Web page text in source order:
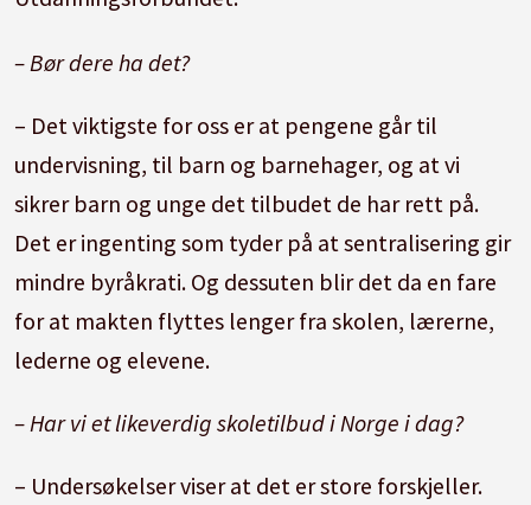
– Bør dere ha det?
– Det viktigste for oss er at pengene går til
undervisning, til barn og barnehager, og at vi
sikrer barn og unge det tilbudet de har rett på.
Det er ingenting som tyder på at sentralisering gir
mindre byråkrati. Og dessuten blir det da en fare
for at makten flyttes lenger fra skolen, lærerne,
lederne og elevene.
– Har vi et likeverdig skoletilbud i Norge i dag?
– Undersøkelser viser at det er store forskjeller.